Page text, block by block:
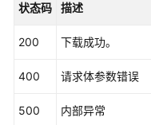
删
文
状态码 描述
200 下载成功。
400 请求体参数错误
500 内部异常